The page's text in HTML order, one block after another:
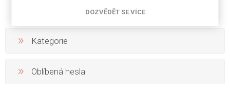
Kategorie
Oblíbená hesla
DOZVĚDĚT SE VÍCE